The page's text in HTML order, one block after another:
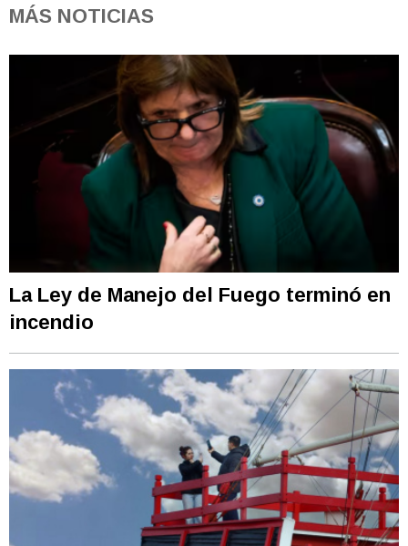
MÁS NOTICIAS
La Ley de Manejo del Fuego terminó en
incendio